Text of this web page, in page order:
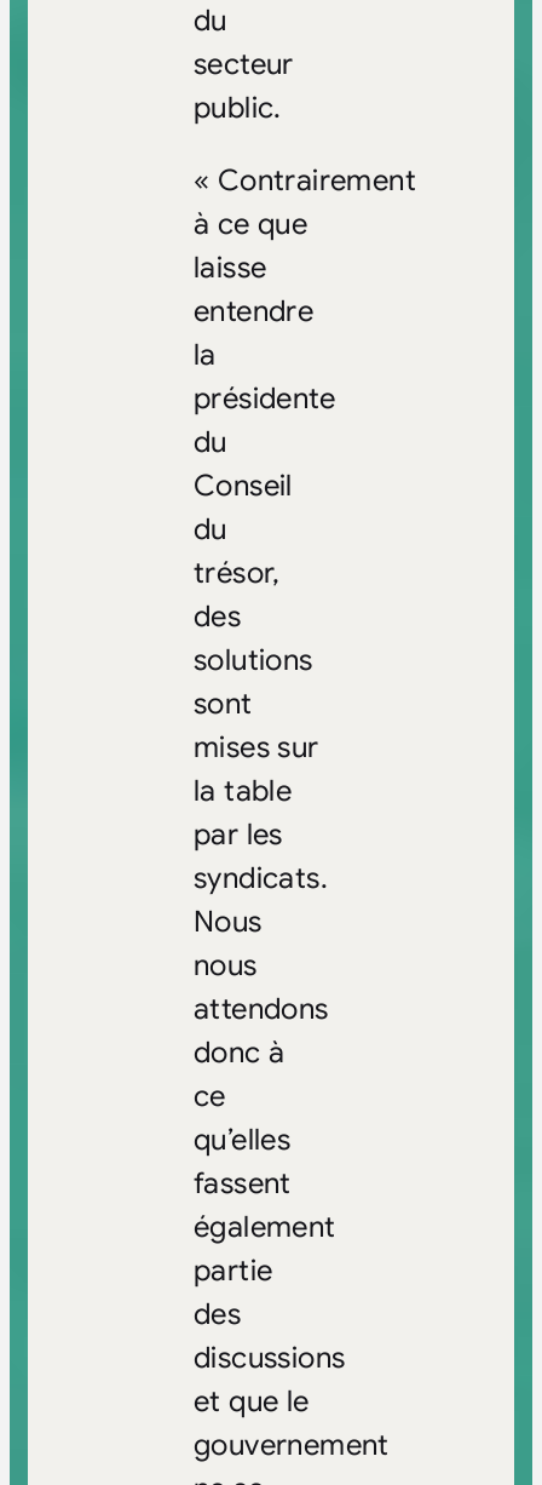
du
secteur
public.
« Contrairement
à ce que
laisse
entendre
la
présidente
du
Conseil
du
trésor,
des
solutions
sont
mises sur
la table
par les
syndicats.
Nous
nous
attendons
donc à
ce
qu’elles
fassent
également
partie
des
discussions
et que le
gouvernement